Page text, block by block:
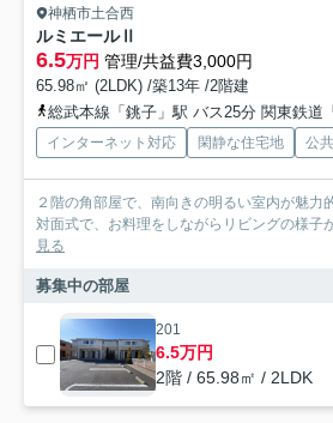
神栖市土合西
ルミエールⅡ
6.5万円 管理/共益費3,000円
65.98㎡ (2LDK) /築13年 /2階建
総武本線「銚子」駅 バス25分 関東鉄道
インターネット対応 閑静な住宅地 公
２階の角部屋で、南向きの明るい室内が魅力
対面式で、お料理をしながらリビングの様子
見る
募集中の部屋
201
6.5万円
2階 / 65.98㎡ / 2LDK